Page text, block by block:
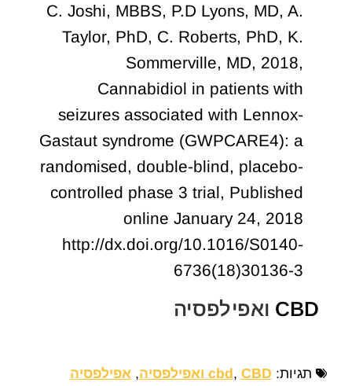
C. Joshi, MBBS, P.D Lyons, MD, A.
Taylor, PhD, C. Roberts, PhD, K.
Sommerville, MD, 2018,
Cannabidiol in patients with
seizures associated with Lennox-
Gastaut syndrome (GWPCARE4): a
randomised, double-blind, placebo-
controlled phase 3 trial, Published
online January 24, 2018
http://dx.doi.org/10.1016/S0140-
6736(18)30136-3
CBD ואפילפסיה
תגיות: cbd, CBD ואפילפסיה , אפילפסיה